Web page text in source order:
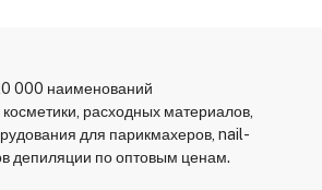
000 наименований
расходных материалов,
для парикмахеров, nail-
депиляции по оптовым ценам.